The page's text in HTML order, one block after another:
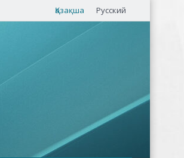
Қазақша Русский